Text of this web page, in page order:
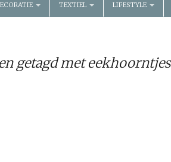
TEXTIEL LIFESTYLE
getagd met eekhoorntjes